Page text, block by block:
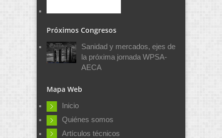
Próximos Congresos
Sanidad y mercados, ejes de
la próxima jornada WPSA-
AECA
Mapa Web
Inicio
Quiénes somos
Artículos técnicos